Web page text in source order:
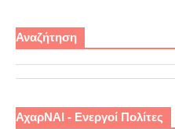
Αναζήτηση
ΑχαρΝΑΙ - Ενεργοί Πολίτες